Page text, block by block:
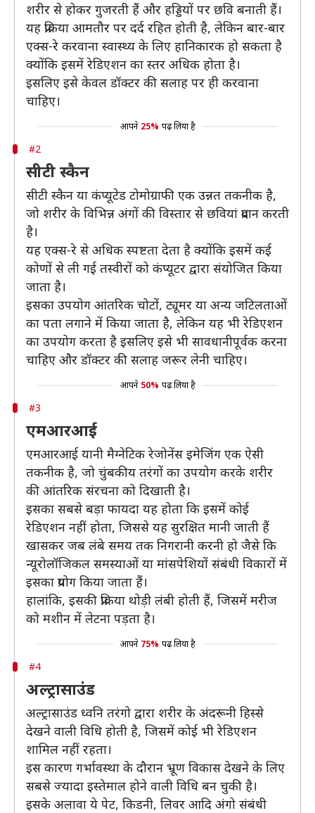
शरीर से होकर गुजरती हैं और हड्डियों पर छवि बनाती हैं।
यह प्रक्रिया आमतौर पर दर्द रहित होती है, लेकिन बार-बार
एक्स-रे करवाना स्वास्थ्य के लिए हानिकारक हो सकता है
क्योंकि इसमें रेडिएशन का स्तर अधिक होता है।
इसलिए इसे केवल डॉक्टर की सलाह पर ही करवाना
चाहिए।
आपने 25% पढ़ लिया है
#2
सीटी स्कैन
सीटी स्कैन या कंप्यूटेड टोमोग्राफी एक उन्नत तकनीक है,
जो शरीर के विभिन्न अंगों की विस्तार से छवियां प्रदान करती
है।
यह एक्स-रे से अधिक स्पष्टता देता है क्योंकि इसमें कई
कोणों से ली गई तस्वीरों को कंप्यूटर द्वारा संयोजित किया
जाता है।
इसका उपयोग आंतरिक चोटों, ट्यूमर या अन्य जटिलताओं
का पता लगाने में किया जाता है, लेकिन यह भी रेडिएशन
का उपयोग करता है इसलिए इसे भी सावधानीपूर्वक करना
चाहिए और डॉक्टर की सलाह जरूर लेनी चाहिए।
आपने 50% पढ़ लिया है
#3
एमआरआई
एमआरआई यानी मैग्नेटिक रेजोनेंस इमेजिंग एक ऐसी
तकनीक है, जो चुंबकीय तरंगों का उपयोग करके शरीर
की आंतरिक संरचना को दिखाती है।
इसका सबसे बड़ा फायदा यह होता कि इसमें कोई
रेडिएशन नहीं होता, जिससे यह सुरक्षित मानी जाती हैं
खासकर जब लंबे समय तक निगरानी करनी हो जैसे कि
न्यूरोलॉजिकल समस्याओं या मांसपेशियों संबंधी विकारों में
इसका प्रयोग किया जाता हैं।
हालांकि, इसकी प्रक्रिया थोड़ी लंबी होती हैं, जिसमें मरीज
को मशीन में लेटना पड़ता है।
आपने 75% पढ़ लिया है
#4
अल्ट्रासाउंड
अल्ट्रासाउंड ध्वनि तरंगो द्वारा शरीर के अंदरूनी हिस्से
देखने वाली विधि होती है, जिसमें कोई भी रेडिएशन
शामिल नहीं रहता।
इस कारण गर्भावस्था के दौरान भ्रूण विकास देखने के लिए
सबसे ज्यादा इस्तेमाल होने वाली विधि बन चुकी है।
इसके अलावा ये पेट, किडनी, लिवर आदि अंगो संबंधी